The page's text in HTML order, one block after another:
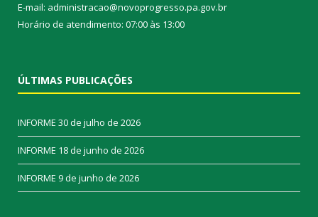
E-mail: administracao@novoprogresso.pa.gov.br
Horário de atendimento: 07:00 às 13:00
ÚLTIMAS PUBLICAÇÕES
INFORME 30 de julho de 2026
INFORME 18 de junho de 2026
INFORME 9 de junho de 2026